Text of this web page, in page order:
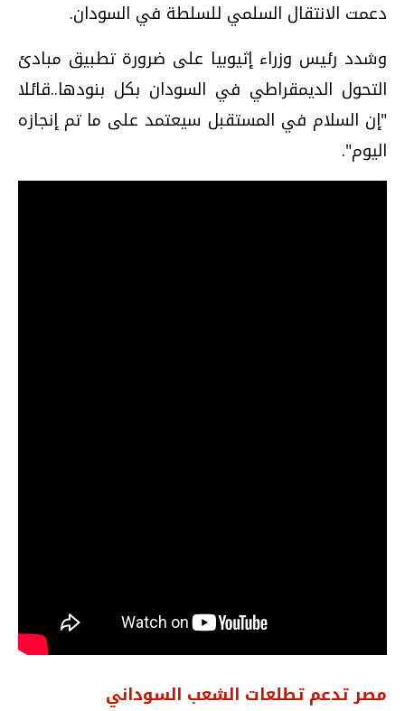
دعمت الانتقال السلمي للسلطة في السودان.
وشدد رئيس وزراء إثيوبيا على ضرورة تطبيق مبادئ
التحول الديمقراطي في السودان بكل بنودها..قائلا
"إن السلام في المستقبل سيعتمد على ما تم إنجازه
اليوم".
مصر تدعم تطلعات الشعب السوداني